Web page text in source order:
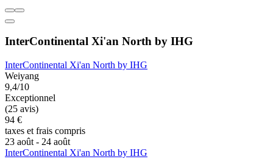
InterContinental Xi'an North by IHG
InterContinental Xi'an North by IHG
Weiyang
9,4/10
Exceptionnel
(25 avis)
94 €
taxes et frais compris
23 août - 24 août
InterContinental Xi'an North by IHG